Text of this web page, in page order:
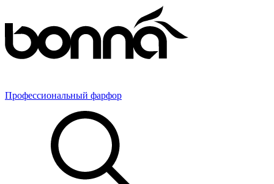
Профессиональный фарфор